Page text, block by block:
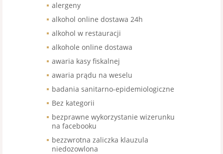
alergeny
alkohol online dostawa 24h
alkohol w restauracji
alkohole online dostawa
awaria kasy fiskalnej
awaria prądu na weselu
badania sanitarno-epidemiologiczne
Bez kategorii
bezprawne wykorzystanie wizerunku
na facebooku
bezzwrotna zaliczka klauzula
niedozowlona